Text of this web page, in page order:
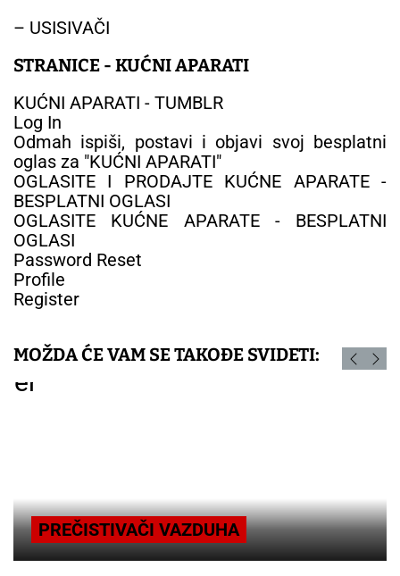
– USISIVAČI
STRANICE - KUĆNI APARATI
KUĆNI APARATI - TUMBLR
Log In
Odmah ispiši, postavi i objavi svoj besplatni
oglas za "KUĆNI APARATI"
OGLASITE I PRODAJTE KUĆNE APARATE -
BESPLATNI OGLASI
OGLASITE KUĆNE APARATE - BESPLATNI
OGLASI
Password Reset
Profile
Register
MOŽDA ĆE VAM SE TAKOĐE SVIDETI:
PREČISTIVAČI VAZDUHA